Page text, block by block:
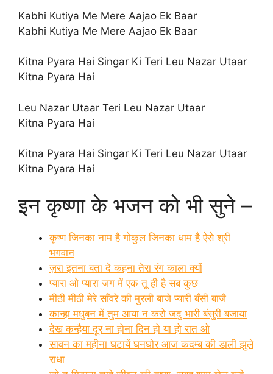
Kabhi Kutiya Me Mere Aajao Ek Baar
Kabhi Kutiya Me Mere Aajao Ek Baar
Kitna Pyara Hai Singar Ki Teri Leu Nazar Utaar
Kitna Pyara Hai
Leu Nazar Utaar Teri Leu Nazar Utaar
Kitna Pyara Hai
Kitna Pyara Hai Singar Ki Teri Leu Nazar Utaar
Kitna Pyara Hai
इन कृष्णा के भजन को भी सुने –
कृष्ण जिनका नाम है गोकुल जिनका धाम है ऐसे श्री
भगवान
ज़रा इतना बता दे कहना तेरा रंग काला क्यों
प्यारा ओ प्यारा जग में एक तू ही है सब कुछ
मीठी मीठी मेरे साँवरे की मुरली बाजे प्यारी बँसी बाजै
कान्हा मधुबन में तुम आया न करो जदु भारी बंसुरी बजाया
देख कन्हैया दूर ना होना दिन हो या हो रात ओ
सावन का महीना घटायें घनघोर आज कदम्ब की डाली झुले
राधा